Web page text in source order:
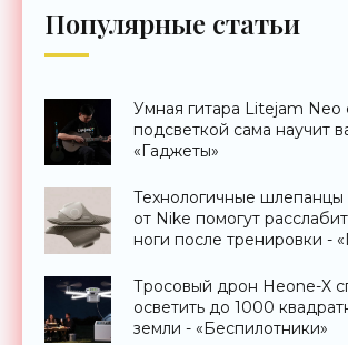
Популярные статьи
Умная гитара Litejam Neo
подсветкой сама научит
«Гаджеты»
Технологичные шлепанцы
от Nike помогут
ноги после тренировки -
Тросовый дрон Heone-X
осветить до 1000
земли - «Беспилотники»